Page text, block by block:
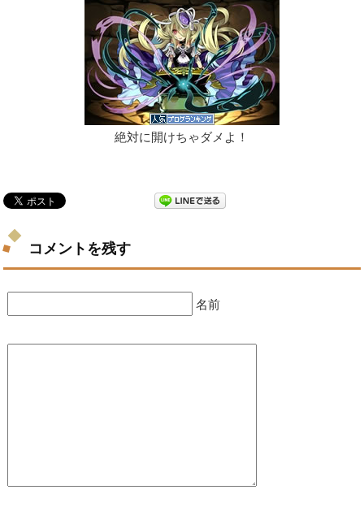
絶対に開けちゃダメよ！
コメントを残す
名前